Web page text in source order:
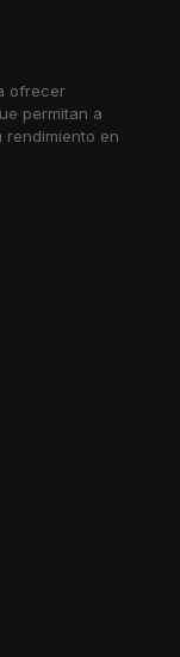
ofrecer
permitan a
rendimiento en